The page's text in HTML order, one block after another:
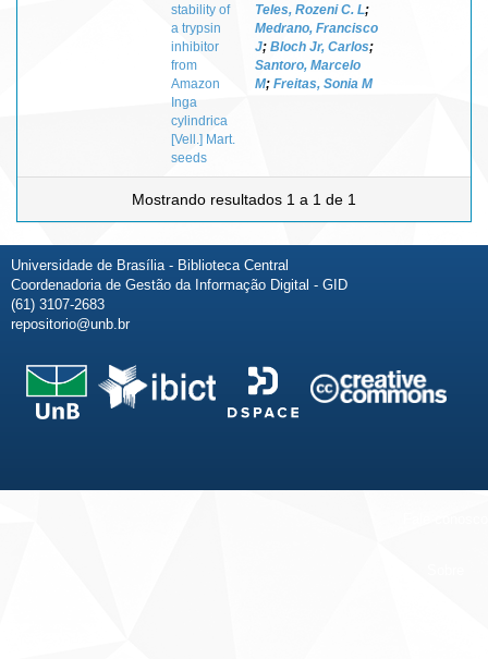
stability of
a trypsin
inhibitor
from
Amazon
Inga
cylindrica
[Vell.] Mart.
seeds
Teles, Rozeni C. L;
Medrano, Francisco
J; Bloch Jr, Carlos;
Santoro, Marcelo
M; Freitas, Sonia M
Mostrando resultados 1 a 1 de 1
Universidade de Brasília - Biblioteca Central
Coordenadoria de Gestão da Informação Digital - GID
(61) 3107-2683
repositorio@unb.br